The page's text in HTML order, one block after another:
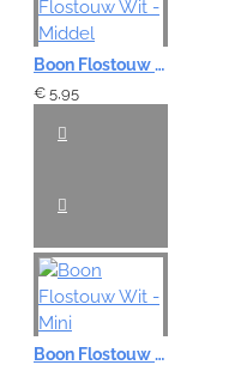
Boon Flostouw Wit - Middel
€ 5,95
Boon Flostouw Wit - Mini